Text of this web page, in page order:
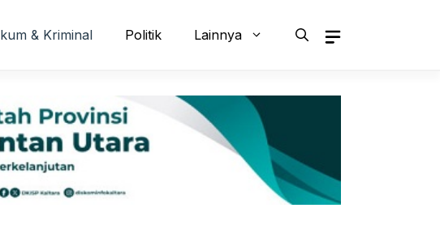
& Kriminal Politik Lainnya